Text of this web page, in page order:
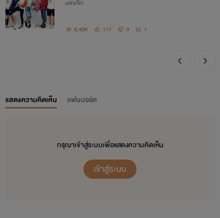
งของฉันเถอะนะ
แฟนฟิก
8.48K 117 9 1
แสดงความคิดเห็น แฟนบอร์ด
กรุณาเข้าสู่ระบบเพื่อแสดงความคิดเห็น
เข้าสู่ระบบ